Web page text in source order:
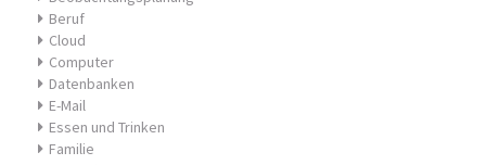
Beruf
Cloud
Computer
Datenbanken
E-Mail
Essen und Trinken
Familie